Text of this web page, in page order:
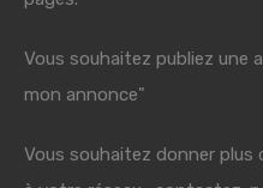
Vous souhaitez publiez une
mon annonce"
Vous souhaitez donner plus